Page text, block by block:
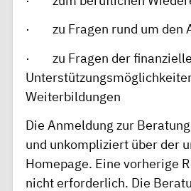
· zu Fragen rund um den
· zu Fragen der
Weiterbildungen
Die Anmeldung zur
und unkompliziert über der
Homepage. Eine vorherige
nicht erforderlich. Die